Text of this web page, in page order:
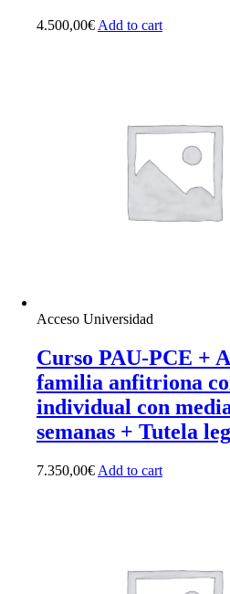
4.500,00€ Add to cart
Acceso Universidad
Curso PAU-PCE +
familia anfitriona
individual con
semanas + Tutela
7.350,00€ Add to cart